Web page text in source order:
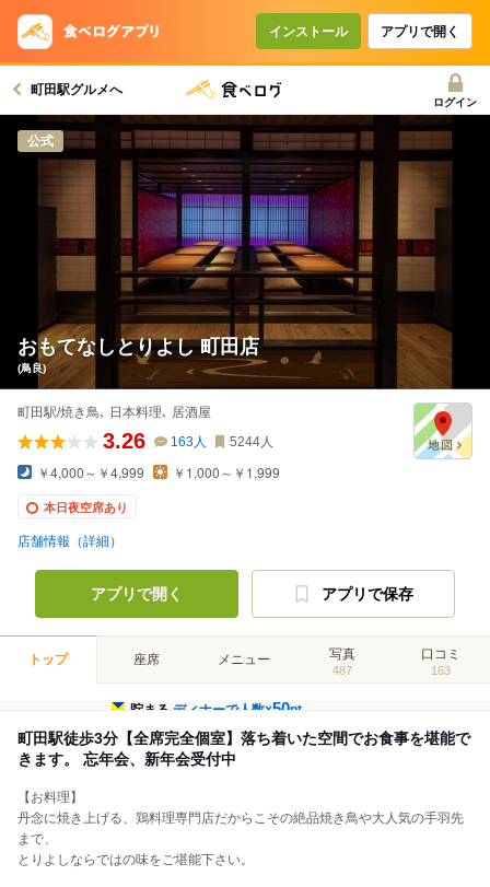
インストール アプリで開く
町田駅グルメへ
ログイン
公式
おもてなしとりよし 町田店
(鳥良)
町田駅/焼き鳥､ 日本料理､ 居酒屋
3.26 163人 5244人
￥4,000～￥4,999 ￥1,000～￥1,999
本日夜空席あり
店舗情報（詳細）
アプリで開く アプリで保存
トップ 座席 メニュー 写真
487
口コミ
163
貯まるディナーで人数×50pt
町田駅徒歩3分【全席完全個室】落ち着いた空間でお食事を堪能で
きます。 忘年会、新年会受付中
【お料理】
丹念に焼き上げる、鶏料理専門店だからこその絶品焼き鳥や大人気の手羽先
まで、
とりよしならではの味をご堪能下さい。
コースで使えるクーポン
戻る
クーポンを利用せず予約する